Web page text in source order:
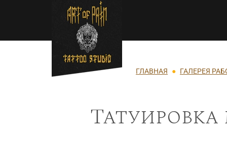
Перейти к основному содержанию
Строка навигации
ГЛАВНАЯ ГАЛЕРЕЯ